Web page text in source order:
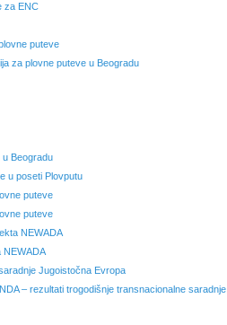
za ENC
puteve
za plovne puteve u Beogradu
Beogradu
u poseti Plovputu
puteve
puteve
NEWADA
NEWADA
Jugoistočna Evropa
– rezultati trogodišnje transnacionalne saradnje